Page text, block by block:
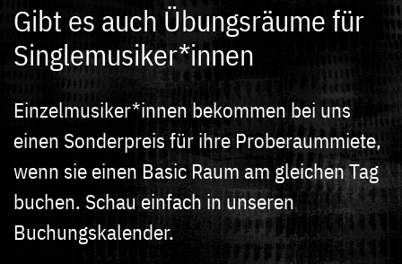
Gibt es auch Übungsräume für
Singlemusiker*innen
Einzelmusiker*innen bekommen bei uns
einen Sonderpreis für ihre Proberaummiete,
wenn sie einen Basic Raum am gleichen Tag
buchen. Schau einfach in unseren
Buchungskalender.